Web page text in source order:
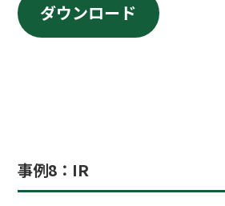
ダウンロード
事例8：IR